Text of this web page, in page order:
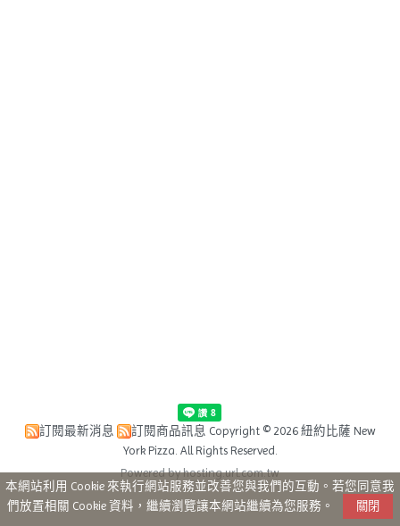
訂閱最新消息 訂閱商品訊息 Copyright © 2026 紐約比薩 New
York Pizza. All Rights Reserved.
Powered by hosting.url.com.tw
本網站利用 Cookie 來執行網站服務並改善您與我們的互動。若您同意我
們放置相關 Cookie 資料，繼續瀏覽讓本網站繼續為您服務。